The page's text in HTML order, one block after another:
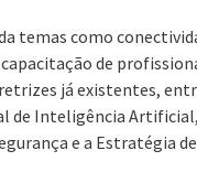
temas como
de
já existentes,
de Inteligência
e a Estratégia